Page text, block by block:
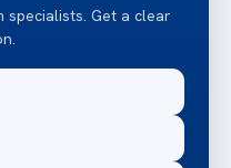
specialists. Get a clear